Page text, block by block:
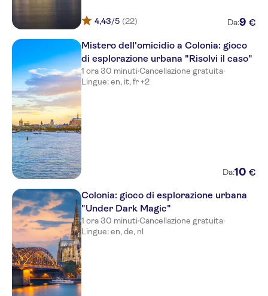
Alexanderplatz
Motel One Berlin-Hackescher
Markt
Hotel Hayk
Hotel Alexander Plaza Berlin
Hotel Konigshof The Arthouse
Hotel An Der Philharmonie
Hotel Central
CityClass Hotel Europa am Dom
Contact vendor
CityClass Hotel Residence am
Dom
Alter Roemer
4,43/5 (22) Da:9 €
Mistero dell'omicidio a Colonia: gioco
di esplorazione urbana "Risolvi il caso"
1 ora 30 minuti·Cancellazione gratuita·
Lingue: en, it, fr +2
Da:10 €
Colonia: gioco di esplorazione urbana
"Under Dark Magic"
1 ora 30 minuti·Cancellazione gratuita·
Lingue: en, de, nl